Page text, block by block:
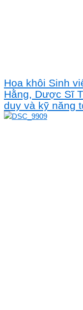
Hoa khôi Sinh
Hằng, Dược Sĩ
duy và kỹ năng